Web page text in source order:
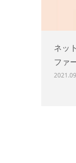
ネッ
ファ